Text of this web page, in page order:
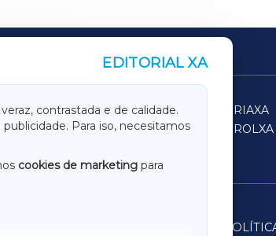
EDITORIAL XA
contrastada e de calidade.
Para iso, necesitamos
cookies de marketing para
SARRIAXA
FERROLXA